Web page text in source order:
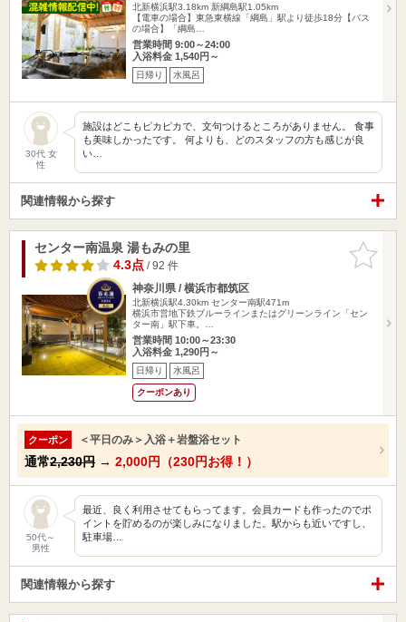
北新横浜駅3.18km 新綱島駅1.05km
【電車の場合】東急東横線「綱島」駅より徒歩18分【バス
の場合】「綱島…
営業時間 9:00～24:00
入浴料金 1,540円～
日帰り 水風呂
30代 女
性
施設はどこもピカピカで、文句つけるところがありません。 食事
も美味しかったです。 何よりも、どのスタッフの方も感じが良
い…
関連情報から探す
お気に入
りに追加
センター南温泉 湯もみの里
4.3点/ 92 件
神奈川県 / 横浜市都筑区
北新横浜駅4.30km センター南駅471m
横浜市営地下鉄ブルーラインまたはグリーンライン「セン
ター南」駅下車。…
営業時間 10:00～23:30
入浴料金 1,290円～
日帰り 水風呂
クーポンあり
クーポン ＜平日のみ＞入浴＋岩盤浴セット
通常2,230円 → 2,000円（230円お得！）
50代～
男性
最近、良く利用させてもらってます。会員カードも作ったのでポ
イントを貯めるのが楽しみになりました。駅からも近いですし、
駐車場…
関連情報から探す